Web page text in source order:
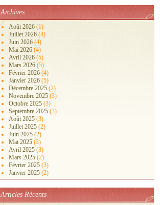
Archives
Août 2026 (1)
Juillet 2026 (4)
Juin 2026 (4)
Mai 2026 (4)
Avril 2026 (5)
Mars 2026 (5)
Février 2026 (4)
Janvier 2026 (5)
Décembre 2025 (2)
Novembre 2025 (3)
Octobre 2025 (3)
Septembre 2025 (3)
Août 2025 (3)
Juillet 2025 (2)
Juin 2025 (2)
Mai 2025 (3)
Avril 2025 (3)
Mars 2025 (2)
Février 2025 (3)
Janvier 2025 (2)
Articles Récents